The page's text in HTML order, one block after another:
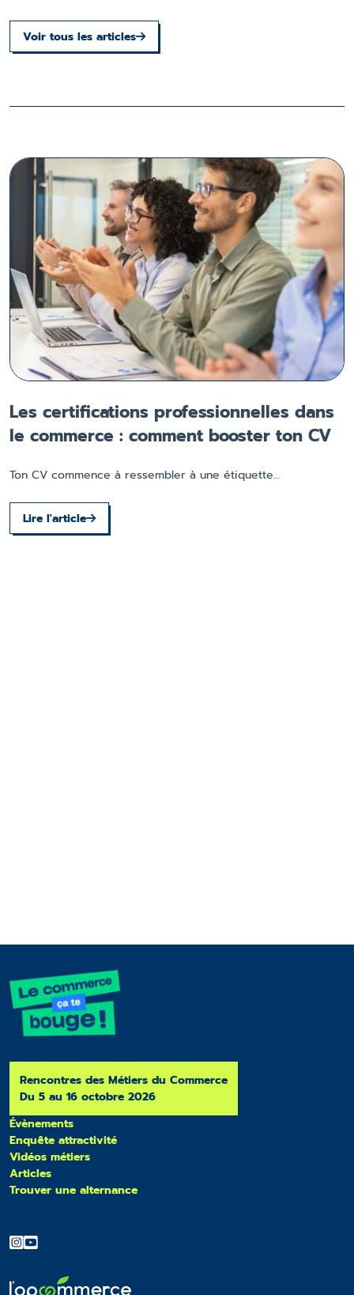
Voir tous les articles
Les certifications professionnelles dans
le commerce : comment booster ton CV
Ton CV commence à ressembler à une étiquette…
Lire l'article
Rencontres des Métiers du Commerce
Du 5 au 16 octobre 2026
Évènements
Enquête attractivité
Vidéos métiers
Articles
Trouver une alternance